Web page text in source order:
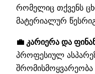
რომელიც თქვენს
მატერიალურ
💼 კარიერა და
პროფესიულ